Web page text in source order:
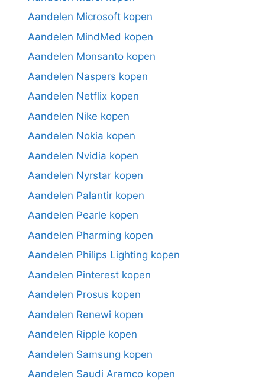
Aandelen Microsoft kopen
Aandelen MindMed kopen
Aandelen Monsanto kopen
Aandelen Naspers kopen
Aandelen Netflix kopen
Aandelen Nike kopen
Aandelen Nokia kopen
Aandelen Nvidia kopen
Aandelen Nyrstar kopen
Aandelen Palantir kopen
Aandelen Pearle kopen
Aandelen Pharming kopen
Aandelen Philips Lighting kopen
Aandelen Pinterest kopen
Aandelen Prosus kopen
Aandelen Renewi kopen
Aandelen Ripple kopen
Aandelen Samsung kopen
Aandelen Saudi Aramco kopen